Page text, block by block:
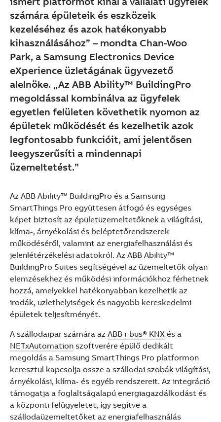
számára épületeik és eszközeik
kezeléséhez és azok hatékonyabb
kihasználásához” – mondta Chan-Woo
Park, a Samsung Electronics Device
eXperience üzletágának ügyvezető
alelnöke. „Az ABB Ability™ BuildingPro
megoldással kombinálva az ügyfelek
egyetlen felületen követhetik nyomon az
épületek működését és kezelhetik azok
legfontosabb funkcióit, ami jelentősen
leegyszerűsíti a mindennapi
üzemeltetést.”
Az ABB Ability™ BuildingPro és a Samsung
SmartThings Pro együttesen átfogó és egységes
képet biztosít az épületüzemeltetőknek a világítási,
klíma-, árnyékolási és beléptetőrendszerek
működéséről, valamint az energiafelhasználási és
jelenlétérzékelési adatokról. Az ABB Ability™
BuildingPro Suites segítségével az üzemeltetők olyan
elemzésekhez és működési információkhoz férhetnek
hozzá, amelyekkel hatékonyabban kezelhetik az
irodák, üzlethelyiségek és nagyobb kereskedelmi
épületek teljesítményét.
A szállodaipar számára az ABB i-bus® KNX és a
NETxAutomation szoftverére épülő dedikált
megoldás a Samsung SmartThings Pro platformon
keresztül kapcsolja össze a szállodai szobák világítási,
árnyékolási, klíma- és egyéb rendszereit. Az integráció
támogatja a foglaltságalapú energiagazdálkodást és
a központi felügyeletet, így segítve a
szállodaüzemeltetőket az energiafelhasználás